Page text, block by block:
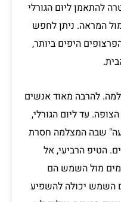
להתאמן ליום הגורלי
המראה. ניתן לחפש
היפים ביותר,
להרבה מאוד אנשים
עד ליום הגורלי,
שבה המצלמה חסרת
הטיפ הרביעי, אל
מול השמש הם
השמש יכולה להשפיע